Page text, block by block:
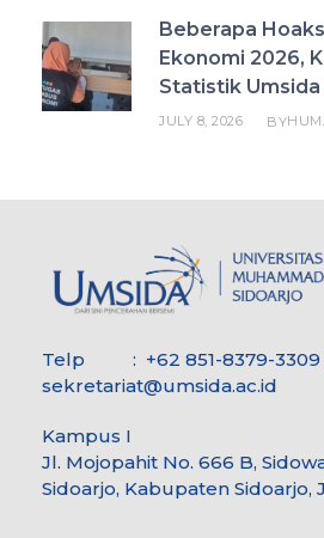
Beberapa
Ekonomi 2026,
Statistik
JULY 8, 2026 BY
Telp : +62 851-8379-3309
sekretariat@umsida.ac.id
Kampus I
Jl. Mojopahit No. 666 B,
Sidoarjo, Kabupaten Sidoarjo,